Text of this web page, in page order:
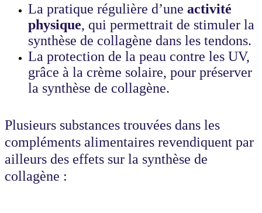
La pratique régulière d’une activité
physique, qui permettrait de stimuler la
synthèse de collagène dans les tendons.
La protection de la peau contre les UV,
grâce à la crème solaire, pour préserver
la synthèse de collagène.
Plusieurs substances trouvées dans les
compléments alimentaires revendiquent par
ailleurs des effets sur la synthèse de
collagène :